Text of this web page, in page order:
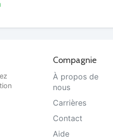
Compagnie
À propos de
nous
Carrières
Contact
Aide